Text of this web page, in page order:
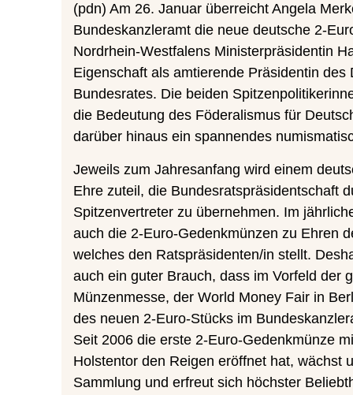
(pdn) Am 26. Januar überreicht Angela
Bundeskanzleramt die neue deutsche 2-
Nordrhein-Westfalens Ministerpräsidentin
Eigenschaft als amtierende Präsidentin des
Bundesrates. Die beiden
die Bedeutung des Föderalismus für
darüber hinaus ein spannendes
Jeweils zum Jahresanfang wird einem
Ehre zuteil, die Bundesratspräsidentschaft
Spitzenvertreter zu übernehmen. Im
auch die 2-Euro-Gedenkmünzen zu Ehren
welches den Ratspräsidenten/in stellt.
auch ein guter Brauch, dass im Vorfeld der
Münzenmesse, der World Money Fair in
des neuen 2-Euro-Stücks im
Seit 2006 die erste 2-Euro-Gedenkmünze
Holstentor den Reigen eröffnet hat, wächst
Sammlung und erfreut sich höchster